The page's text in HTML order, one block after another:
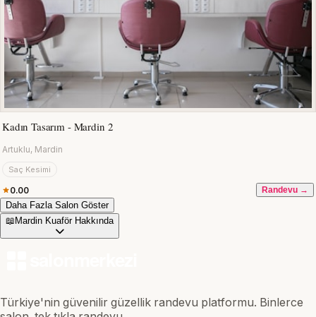
Kadın Tasarım - Mardin 2
Artuklu, Mardin
Saç Kesimi
0.00 Randevu →
Daha Fazla Salon Göster
📖 Mardin Kuaför Hakkında
Türkiye'nin güvenilir güzellik randevu platformu. Binlerce